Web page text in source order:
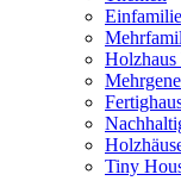
Holzhaus
Tiny